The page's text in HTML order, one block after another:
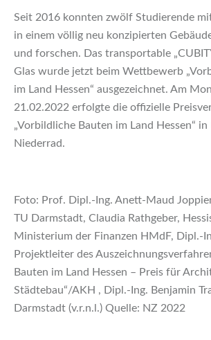
Seit 2016 konnten zwölf Studierende
in einem völlig neu konzipierten
und forschen. Das transportable
Glas wurde jetzt beim Wettbewerb
im Land Hessen“ ausgezeichnet. Am
21.02.2022 erfolgte die offizielle
„Vorbildliche Bauten im Land Hessen“
Niederrad.
Foto: Prof. Dipl.-Ing. Anett-Maud
TU Darmstadt, Claudia Rathgeber,
Ministerium der Finanzen HMdF, Dipl.-
Projektleiter des
Bauten im Land Hessen – Preis für
Städtebau“/AKH , Dipl.-Ing. Benjamin
Darmstadt (v.r.n.l.) Quelle: NZ 2022